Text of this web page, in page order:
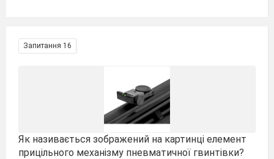
Запитання 16
Як називається зображений на картинці елемент
прицільного механізму пневматичної гвинтівки?